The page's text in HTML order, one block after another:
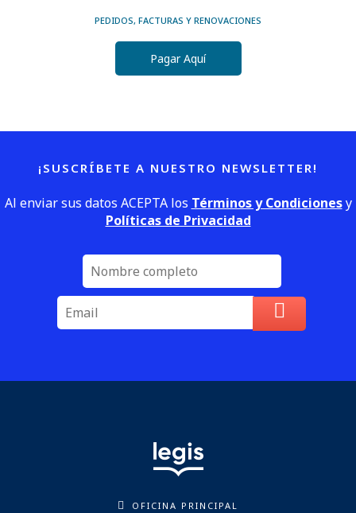
PEDIDOS, FACTURAS Y RENOVACIONES
Pagar Aquí
¡SUSCRÍBETE A NUESTRO NEWSLETTER!
Al enviar sus datos ACEPTA los Términos y Condicionesy
Políticas de Privacidad
OFICINA PRINCIPAL